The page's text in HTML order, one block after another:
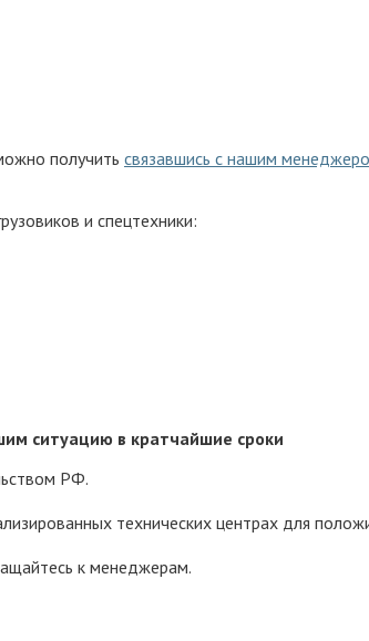
получить связавшись с нашим
и спецтехники:
ситуацию в кратчайшие сроки
РФ.
технических центрах для
к менеджерам.